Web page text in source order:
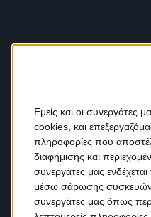
Εμείς και οι
cookies, και
πληροφορίες που
διαφήμισης και
συνεργάτες μας
μέσω σάρωσης συσκευών.
συνεργάτες μας όπως